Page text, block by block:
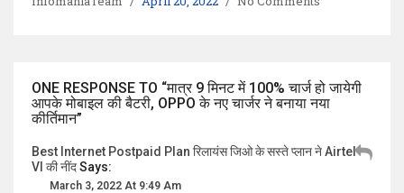
ONE RESPONSE TO “मात्र 9 मिनट में 100% चार्ज हो जायेगी
आपके मोबाइल की बैटरी, OPPO के नए चार्जर ने बनाया नया
कीर्तिमान”
Best Internet Postpaid Plan रिलायंस जिओ के सस्ते प्लान ने Airtel-
VI की नींदSays:
March 3, 2022 At 9:49 Am